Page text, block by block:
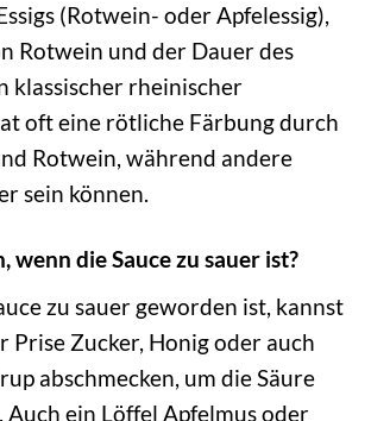
(Rotwein- oder Apfelessig),
Rotwein und der Dauer des
klassischer rheinischer
oft eine rötliche Färbung durch
Rotwein, während andere
sein können.
wenn die Sauce zu sauer ist?
zu sauer geworden ist, kannst
Prise Zucker, Honig oder auch
abschmecken, um die Säure
Auch ein Löffel Apfelmus oder